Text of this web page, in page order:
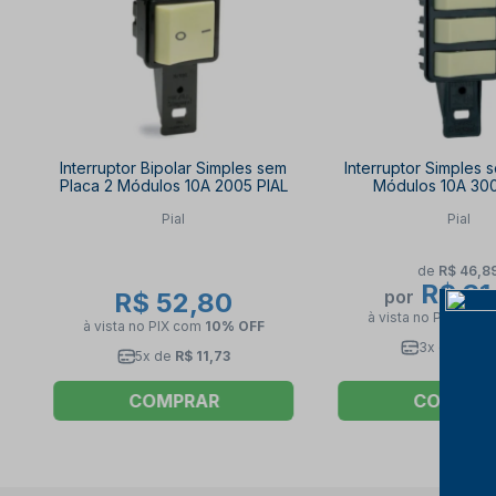
Interruptor Bipolar Simples sem
Placa 2 Módulos 10A 2005 PIAL
Pial
R$ 52,80
à vista no PIX com 10% OFF
5x de R$ 11,73
COMPRAR
Interruptor Simples
Módulos 10A
Pial
de R$
por R$
à vista no PIX
3x de
COMPRAR